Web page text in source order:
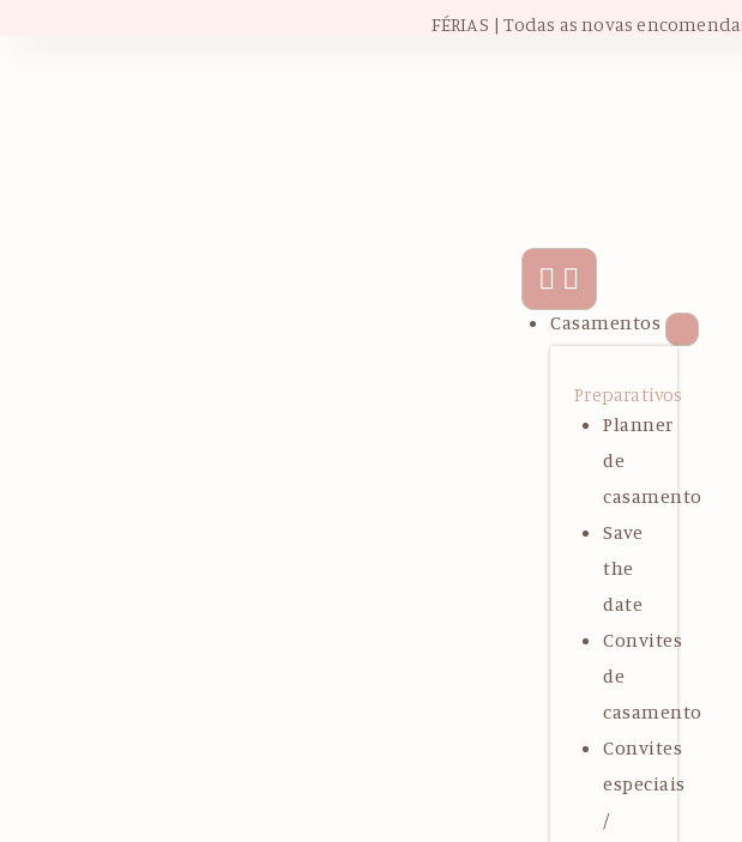
FÉRIAS | Todas as novas
Casamentos
Preparativos
Planner
de
casamento
Save
the
date
Convites
de
casamento
Convites
especiais
/